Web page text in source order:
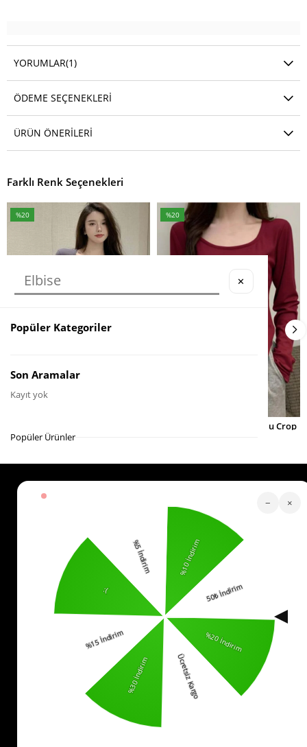
YORUMLAR(1)
ÖDEME SEÇENEKLERI
ÜRÜN ÖNERILERI
Farklı Renk Seçenekleri
SEPETE EKLE
%20
★★★★★
%20
İndirim
%20İndirim
Bordo Basic Y2K Uzun Kollu Crop
Köstebek Destek
0553 321 33 40
Yardım
Sıkça Sorulan Sorular
Kurumsal
KVKK Bilgilendirme
Mesafeli Satış Sözleşmesi
İade ve Değişim Koşulları
Bizi Takip Edin!
− ×
✕
Popüler Kategoriler
Son Aramalar
Kayıt yok
Popüler Ürünler